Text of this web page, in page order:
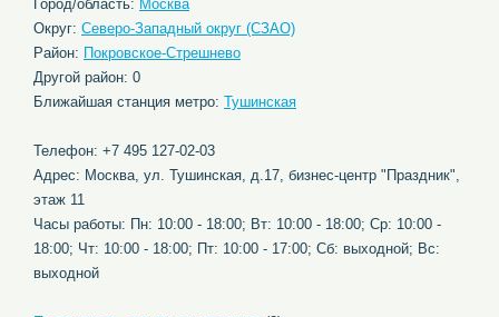
Город/область: Москва
Округ: Северо-Западный округ (СЗАО)
Район: Покровское-Стрешнево
Другой район: 0
Ближайшая станция метро: Тушинская
Телефон: +7 495 127-02-03
Адрес: Москва, ул. Тушинская, д.17, бизнес-центр "Праздник",
этаж 11
Часы работы: Пн: 10:00 - 18:00; Вт: 10:00 - 18:00; Ср: 10:00 -
18:00; Чт: 10:00 - 18:00; Пт: 10:00 - 17:00; Сб: выходной; Вс:
выходной